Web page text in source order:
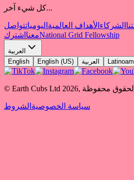
كل شيء آخر...
الشركاء الأهداف العالمية اليومياتتواصل
معنا اشترك National Grid Fellowship
العربية
English
English (US) العربية
© Earth Cubs Ltd 2026, محفوظة
سياسة الخصوصية الشروط